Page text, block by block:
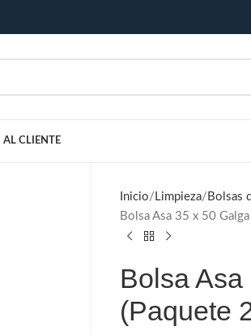
CLIENTE
Inicio Limpieza
Bolsas
Bolsa Asa 35 x 50
Bolsa
(Paquete